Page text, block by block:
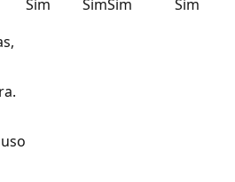
Sim SimSim Sim